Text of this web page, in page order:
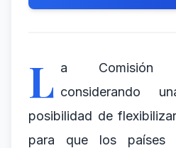
L a Comisión
considerando
posibilidad de
para que los países